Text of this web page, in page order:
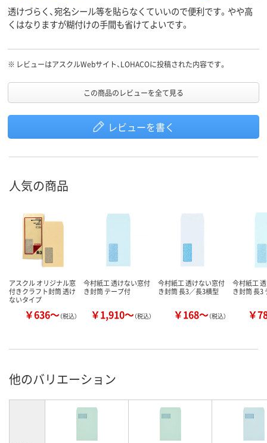
透けづらく、宛名シール等を貼らなくていいので便利です。やや高
くはなりますが糊付けの手間も省けてよいです。
※ レビューはアスクルWebサイト、LOHACOに投稿された内容です。
この商品のレビューを全て見る
レビューを書く
人気の商品
アスクル オリジナル窓
付きクラフト封筒 透け
ないタイプ
￥636～（税込）
今村紙工 透けない窓付
き封筒 テープ付
￥1,910～（税込）
今村紙工 透けない窓付
き封筒 長3／長3横型
￥168～（税込）
今村紙工
き封筒 長3
￥
他のバリエーション